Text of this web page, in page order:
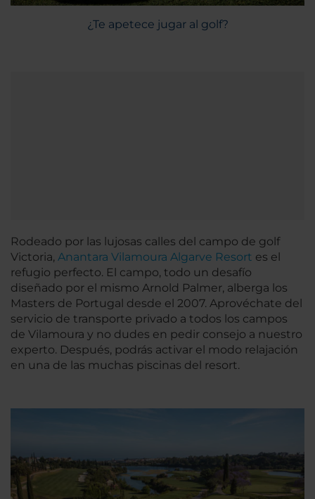
¿Te apetece jugar al golf?
Rodeado por las lujosas calles del campo de golf
Victoria, Anantara Vilamoura Algarve Resort es el
refugio perfecto. El campo, todo un desafío
diseñado por el mismo Arnold Palmer, alberga los
Masters de Portugal desde el 2007. Aprovéchate del
servicio de transporte privado a todos los campos
de Vilamoura y no dudes en pedir consejo a nuestro
experto. Después, podrás activar el modo relajación
en una de las muchas piscinas del resort.